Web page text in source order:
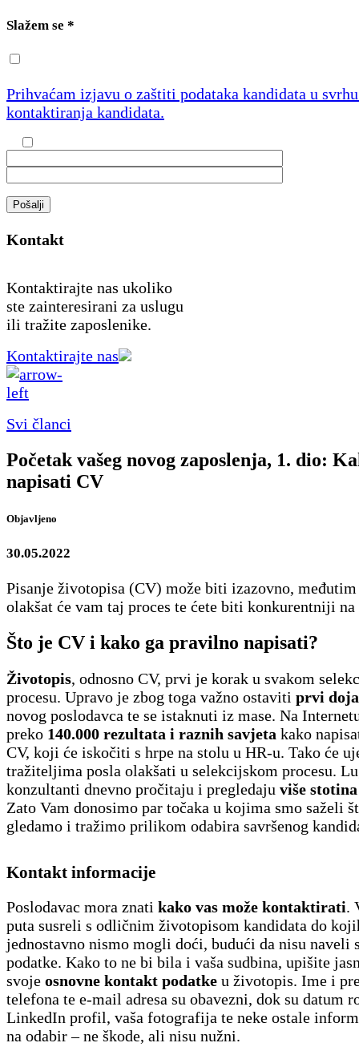
Slažem se *
Prihvaćam izjavu o zaštiti podataka kandidata u
kontaktiranja kandidata.
Pošalji
Kontakt
Kontaktirajte nas ukoliko
ste zainteresirani za uslugu
ili tražite zaposlenike.
Kontaktirajte nas
Svi članci
Početak vašeg novog zaposlenja, 1. dio:
napisati CV
Objavljeno
30.05.2022
Pisanje životopisa (CV) može biti izazovno,
olakšat će vam taj proces te ćete biti konkurentniji
Što je CV i kako ga pravilno napisati?
Životopis, odnosno CV, prvi je korak u svakom
procesu. Upravo je zbog toga važno ostaviti prvi
novog poslodavca te se istaknuti iz mase. Na
preko 140.000 rezultata i raznih savjeta kako
CV, koji će iskočiti s hrpe na stolu u HR-u. Tako će
tražiteljima posla olakšati u selekcijskom procesu.
konzultanti dnevno pročitaju i pregledaju više
Zato Vam donosimo par točaka u kojima smo saželi
gledamo i tražimo prilikom odabira savršenog
Kontakt informacije
Poslodavac mora znati kako vas može kontaktirati.
puta susreli s odličnim životopisom kandidata do
jednostavno nismo mogli doći, budući da nisu naveli
podatke. Kako to ne bi bila i vaša sudbina, upišite
svoje osnovne kontakt podatke u životopis. Ime i
telefona te e-mail adresa su obavezni, dok su datum
LinkedIn profil, vaša fotografija te neke ostale
na odabir – ne škode, ali nisu nužni.